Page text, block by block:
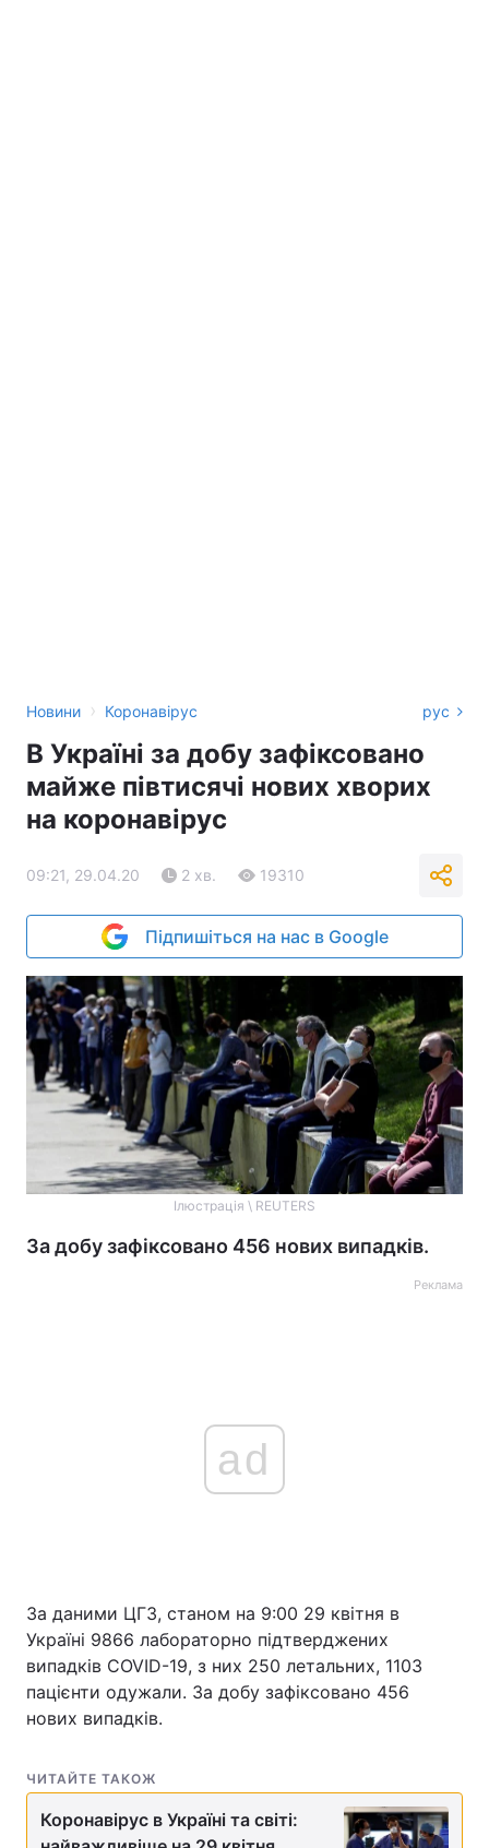
Новини › Коронавірус рус
В Україні за добу зафіксовано
майже півтисячі нових хворих
на коронавірус
09:21, 29.04.20 2 хв. 19310
Підпишіться на нас в Google
Ілюстрація \ REUTERS
За добу зафіксовано 456 нових випадків.
Реклама
ad
За даними ЦГЗ, станом на 9:00 29 квітня в
Україні 9866 лабораторно підтверджених
випадків COVID-19, з них 250 летальних, 1103
пацієнти одужали. За добу зафіксовано 456
нових випадків.
ЧИТАЙТЕ ТАКОЖ
Коронавірус в Україні та світі: